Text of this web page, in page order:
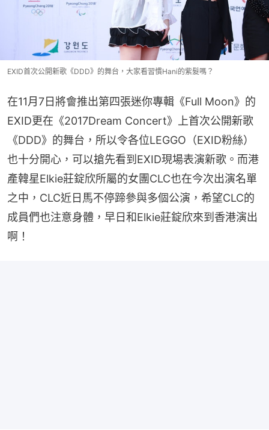
EXID首次公開新歌《DDD》的舞台，大家看習慣Hani的紫髮嗎？
在11月7日將會推出第四張迷你專輯《Full Moon》的
EXID更在《2017Dream Concert》上首次公開新歌
《DDD》的舞台，所以令各位LEGGO（EXID粉絲）
也十分開心，可以搶先看到EXID現場表演新歌。而港
產韓星Elkie莊錠欣所屬的女團CLC也在今次出演名單
之中，CLC近日馬不停蹄參與多個公演，希望CLC的
成員們也注意身體，早日和Elkie莊錠欣來到香港演出
啊！